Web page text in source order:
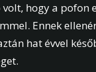
hogy a
Ennek
hat évvel